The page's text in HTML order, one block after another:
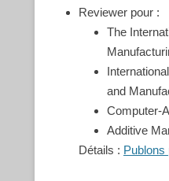
Reviewer pour :
The
and
Computer-
Additive
Détails : Publons